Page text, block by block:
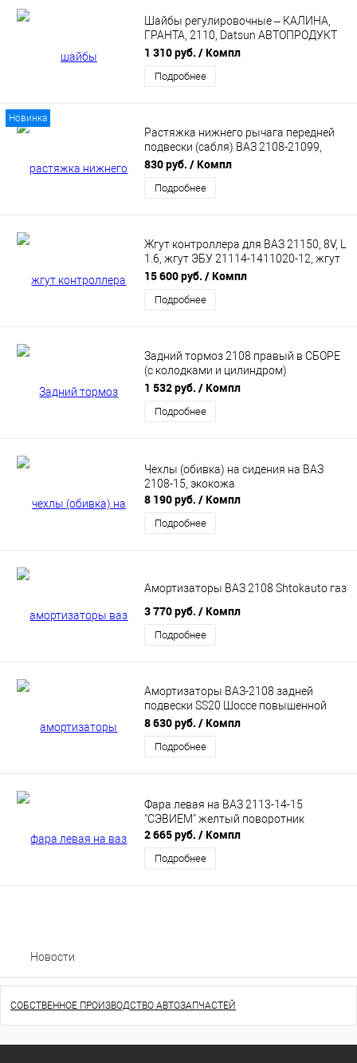
Шайбы регулировочные – КАЛИНА,
ГРАНТА, 2110, Datsun АВТОПРОДУКТ
AP 0034
1 310 руб. / Компл
Подробнее
Новинка
Растяжка нижнего рычага передней
подвески (сабля) ВАЗ 2108-21099,
2113-2115, 2110-2112, Лада Приора,
Калина (21080290427000)
830 руб. / Компл
Подробнее
Жгут контроллера для ВАЗ 21150, 8V, L
1.6, жгут ЭБУ 21114-1411020-12, жгут
проводов системы зажигания
15 600 руб. / Компл
Подробнее
Задний тормоз 2108 правый в СБОРЕ
(с колодками и цилиндром)
(21080350201011)
1 532 руб. / Компл
Подробнее
Чехлы (обивка) на сидения на ВАЗ
2108-15, экокожа
8 190 руб. / Компл
Подробнее
Амортизаторы ВАЗ 2108 Shtokauto газ
3 770 руб. / Компл
Подробнее
Амортизаторы ВАЗ-2108 задней
подвески SS20 Шоссе повышенной
надежности SS20141
8 630 руб. / Компл
Подробнее
Фара левая на ВАЗ 2113-14-15
"СЭВИЕМ" желтый поворотник
2 665 руб. / Компл
Подробнее
Новости
СОБСТВЕННОЕ ПРОИЗВОДСТВО АВТОЗАПЧАСТЕЙ